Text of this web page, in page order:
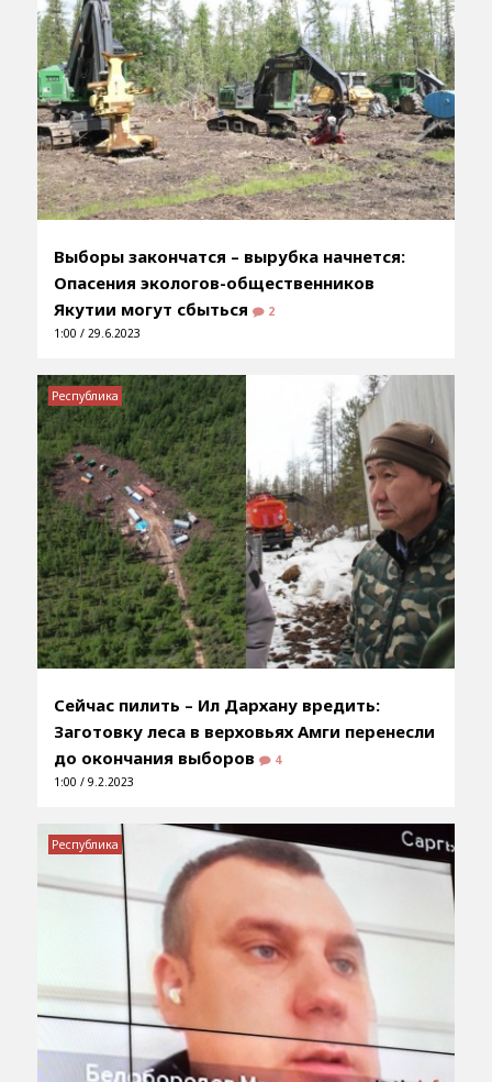
Выборы закончатся – вырубка начнется:
Опасения экологов-общественников
Якутии могут сбыться
2
1:00 / 29.6.2023
Сейчас пилить – Ил Дархану вредить:
Заготовку леса в верховьях Амги перенесли
до окончания выборов
4
1:00 / 9.2.2023
Республика
Республика